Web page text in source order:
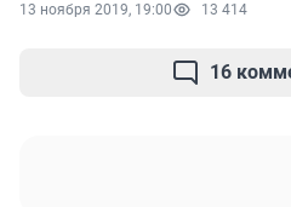
13 ноября 2019, 19:00 13 414
16